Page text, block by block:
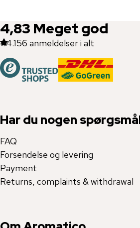
4,83 Meget god
44.156 anmeldelser i alt
Har du nogen
FAQ
Forsendelse og levering
Payment
Returns, complaints & withdrawal